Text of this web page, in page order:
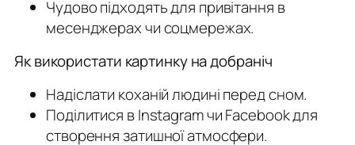
Чудово підходять для привітання в
месенджерах чи соцмережах.
Як використати картинку на добраніч
Надіслати коханій людині перед сном.
Поділитися в Instagram чи Facebook для
створення затишної атмосфери.